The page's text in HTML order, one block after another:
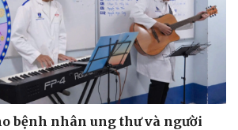
bệnh nhân ung thư và người